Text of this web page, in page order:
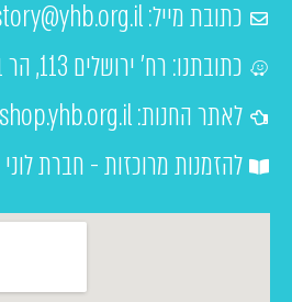
כתובת מייל:
כתובתנו: רח' ירושלים 113, הר ברכה
לאתר החנות: https://shop.yhb.org.il/
להזמנות מרוכזות - חברת לוני כהן - 03-